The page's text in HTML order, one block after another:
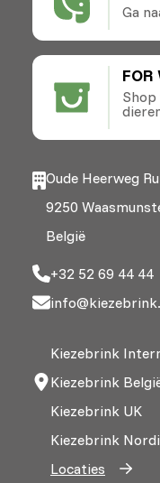
Ga
FOR
Oude Heerweg
9250
België
+32 52 69 44 44
Kiezebrink
Kiezebrink
Kiezebrink UK
Kiezebrink
Locaties